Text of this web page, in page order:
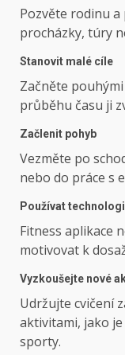
Pozvěte rodinu
procházky, túry
Stanovit malé cíle
Začněte
průběhu času ji
Začlenit pohyb
Vezměte po
nebo do práce s
Používat
Fitness aplikace
motivovat k
Vyzkoušejte nové
Udržujte cvičení
aktivitami, jako
sporty.